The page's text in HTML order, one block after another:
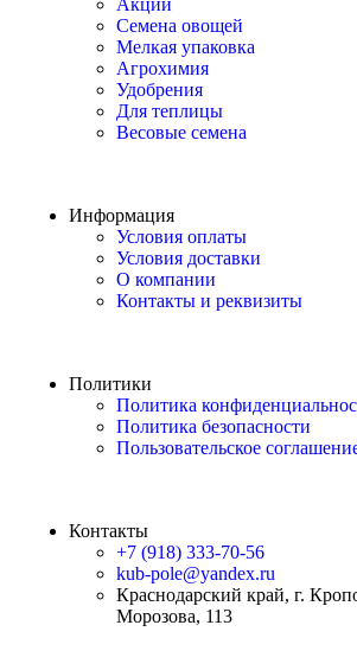
Семена овощей
Мелкая упаковка
Агрохимия
Удобрения
Для теплицы
Весовые семена
Информация
Условия оплаты
Условия доставки
О компании
Контакты и реквизиты
Политики
Политика
Политика безопасности
Пользовательское
Контакты
+7 (918) 333-70-56
kub-pole@yandex.ru
Краснодарский край, г.
Морозова, 113